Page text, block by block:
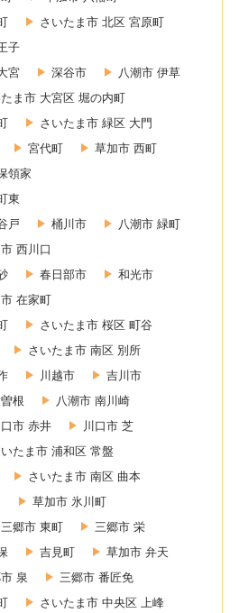
さいたま市 北区 宮原町
子
宮
深谷市
八潮市 伊草
ま市 大宮区 堀の内町
さいたま市 緑区 大門
宮代町
草加市 西町
領家
東
戸
桶川市
八潮市 緑町
西川口
春日部市
和光市
在家町
さいたま市 桜区 町谷
さいたま市 南区 別所
川越市
吉川市
根
八潮市 南川崎
口市 赤井
川口市 芝
たま市 浦和区 常盤
さいたま市 南区 曲本
草加市 氷川町
三郷市 東町
三郷市 栄
吉見町
草加市 弁天
泉
三郷市 番匠免
さいたま市 中央区 上峰